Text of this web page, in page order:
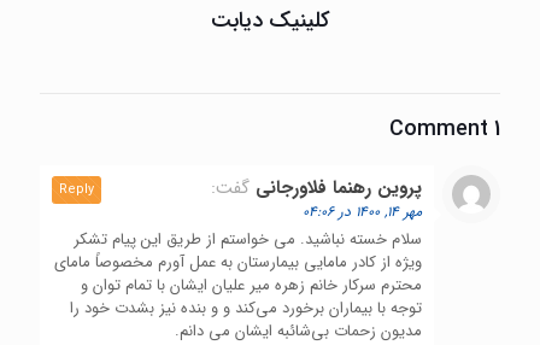
کلینیک دیابت
1 Comment
پروین رهنما فلاورجانی گفت:
مهر 14, 1400 در 04:06
سلام خسته نباشید. می خواستم از طریق این پیام تشکر
ویژه از کادر مامایی بیمارستان به عمل آورم مخصوصاً مامای
محترم سرکار خانم زهره میر علیان ایشان با تمام توان و
توجه با بیماران برخورد می‌کند و و بنده نیز بشدت خود را
مدیون زحمات بی‌شائبه ایشان می دانم.
Reply